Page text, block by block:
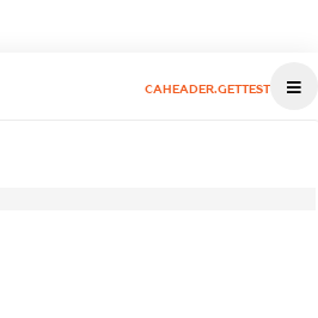
CAHEADER.GETTEST